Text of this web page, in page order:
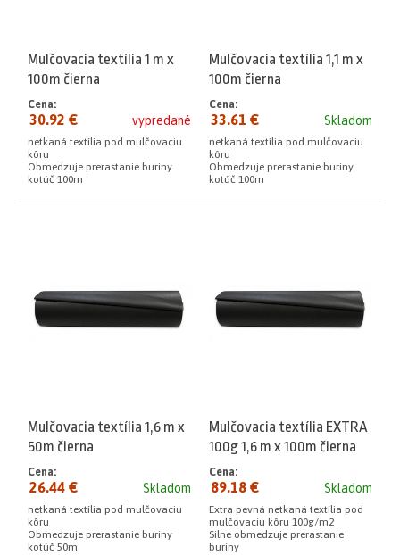
Mulčovacia textília 1 m x
100m čierna
vypredané
Cena:
30.92 €
netkaná textília pod mulčovaciu
kôru
Obmedzuje prerastanie buriny
kotúč 100m
Mulčovacia textília 1,1 m x
100m čierna
Skladom
Cena:
33.61 €
netkaná textília pod mulčovaciu
kôru
Obmedzuje prerastanie buriny
kotúč 100m
Mulčovacia textília 1,6 m x
50m čierna
Skladom
Cena:
26.44 €
netkaná textília pod mulčovaciu
kôru
Obmedzuje prerastanie buriny
kotúč 50m
Mulčovacia textília EXTRA
100g 1,6 m x 100m čierna
Skladom
Cena:
89.18 €
Extra pevná netkaná textília pod
mulčovaciu kôru 100g/m2
Silne obmedzuje prerastanie
buriny